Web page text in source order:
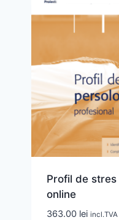
Profil de
online
363.00 lei incl.TVA